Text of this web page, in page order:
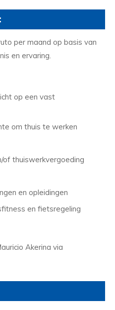
per maand op basis van
en ervaring.
op een vast
om thuis te werken
of thuiswerkvergoeding
en opleidingen
en fietsregeling
Akerina via